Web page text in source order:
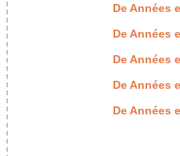
De Années
De Années
De Années
De Années
De Années